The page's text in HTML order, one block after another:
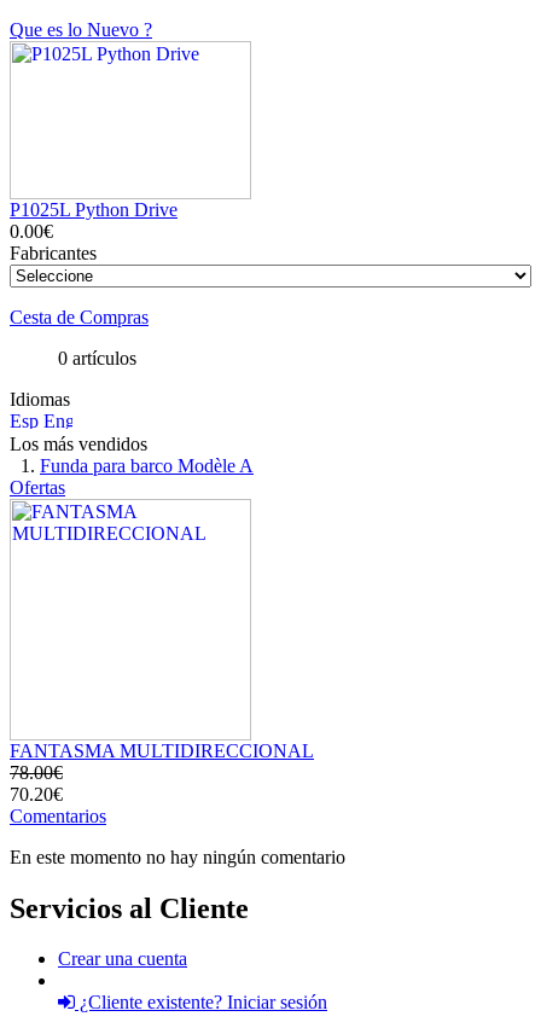
Que es lo Nuevo ?
P1025L Python Drive
0.00€
Fabricantes
Cesta de Compras
0 artículos
Idiomas
Los más vendidos
Funda para barco Modèle A
Ofertas
FANTASMA MULTIDIRECCIONAL
78.00€
70.20€
Comentarios
En este momento no hay ningún comentario
Servicios al Cliente
Crear una cuenta
¿Cliente existente? Iniciar sesión